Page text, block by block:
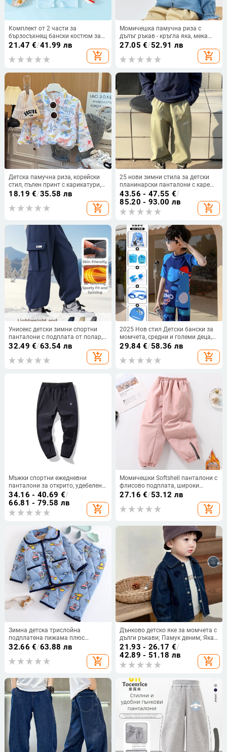
Комплект от 2 части за
бързосъхнещ бански костюм за
бебета за трансгранична външна
21.47 €/41.99 лв
add_shopping_cart
Момичешка памучна риза с
дълъг ръкав - кръгла яка, мека
материя, за деца 3–8 години
27.05 €/52.91 лв
add_shopping_cart
Детска памучна риза, корейски
стил, пълен принт с карикатури,
дълъг ръкав, яка тип костюм,
свободен ежедневен стил, за
момчета 3–8 години (пролет
18.19 €/35.58 лв
add_shopping_cart
25 нови зимни стила за детски
планинарски панталони с каре
флийс, вдъхновени от Bird марка,
водоустойчиви, ветроустойчиви
и маслоустойчиви
43.56 - 47.55 €/
85.20 - 93.00 лв
add_shopping_cart
Унисекс детски зимни спортни
панталони с подплата от полар,
памучно-полиестерна материя,
ластична талия, за деца на
възраст 7–12 години
32.49 €/63.54 лв
add_shopping_cart
2025 Нов стил Детски бански за
момчета, средни и големи деца,
Бързосъхнещ бански, Бебешки
слънцезащитен комплект от една
част
29.84€/58.36 лв
add_shopping_cart
Мъжки спортни ежедневни
панталони за открито, удебелени
водоустойчиви, дишащи, с
еластична талия
34.16 - 40.69 €/
66.81 - 79.58 лв
add_shopping_cart
Момичешки Softshell панталони с
флисово подплата, широки
крачоли, зимни, 100% полиестер,
възраст 13–16 години
27.16 €/53.12 лв
add_shopping_cart
Зимна детска трислойна
подплатена пижама плюс
комплект домашни дрехи от
коралов полар за момчета и
32.66 €/63.88 лв
add_shopping_cart
Дънково детско яке за момчета с
дълги ръкави; Памук деним; Яка:
лацетна; Узор: карикатура;
Пролет-есен, за деца 3–8 години
(100–140 см)
21.93 - 26.17 €/
42.89 - 51.18 лв
add_shopping_cart